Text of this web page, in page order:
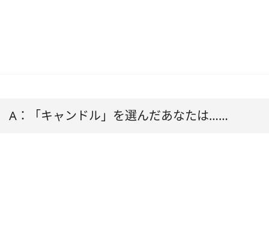
A：「キャンドル」を選んだあなたは……